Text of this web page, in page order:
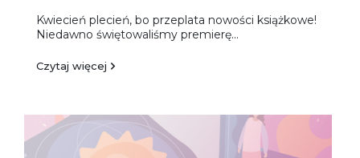
Kwiecień plecień, bo przeplata nowości książkowe!
Niedawno świętowaliśmy premierę...
Czytaj więcej